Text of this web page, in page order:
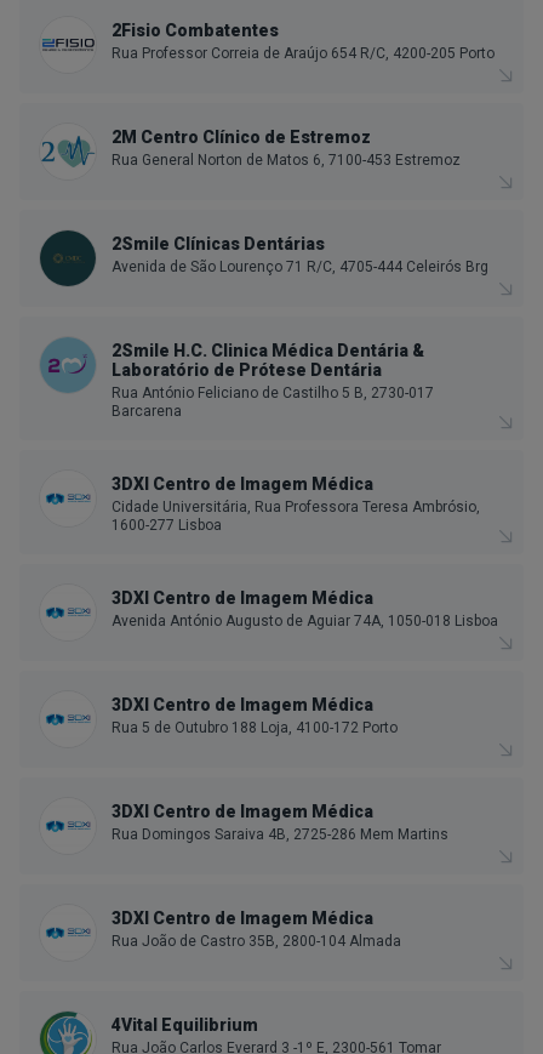
2Fisio Combatentes
Rua Professor Correia de Araújo 654 R/C, 4200-205 Porto
2M Centro Clínico de Estremoz
Rua General Norton de Matos 6, 7100-453 Estremoz
2Smile Clínicas Dentárias
Avenida de São Lourenço 71 R/C, 4705-444 Celeirós Brg
2Smile H.C. Clinica Médica Dentária &
Laboratório de Prótese Dentária
Rua António Feliciano de Castilho 5 B, 2730-017
Barcarena
3DXI Centro de Imagem Médica
Cidade Universitária, Rua Professora Teresa Ambrósio,
1600-277 Lisboa
3DXI Centro de Imagem Médica
Avenida António Augusto de Aguiar 74A, 1050-018 Lisboa
3DXI Centro de Imagem Médica
Rua 5 de Outubro 188 Loja, 4100-172 Porto
3DXI Centro de Imagem Médica
Rua Domingos Saraiva 4B, 2725-286 Mem Martins
3DXI Centro de Imagem Médica
Rua João de Castro 35B, 2800-104 Almada
4Vital Equilibrium
Rua João Carlos Everard 3 -1º E, 2300-561 Tomar